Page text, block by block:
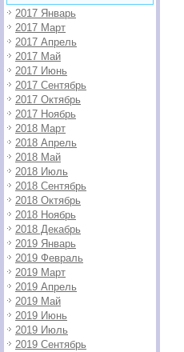
2017 Январь
2017 Март
2017 Апрель
2017 Май
2017 Июнь
2017 Сентябрь
2017 Октябрь
2017 Ноябрь
2018 Март
2018 Апрель
2018 Май
2018 Июль
2018 Сентябрь
2018 Октябрь
2018 Ноябрь
2018 Декабрь
2019 Январь
2019 Февраль
2019 Март
2019 Апрель
2019 Май
2019 Июнь
2019 Июль
2019 Сентябрь